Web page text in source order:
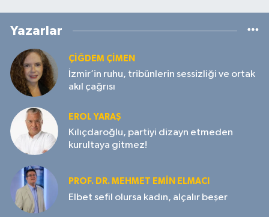
Yazarlar
ÇIĞDEM ÇIMEN
İzmir’in ruhu, tribünlerin sessizliği ve ortak
akıl çağrısı
EROL YARAŞ
Kılıçdaroğlu, partiyi dizayn etmeden
kurultaya gitmez!
PROF. DR. MEHMET EMIN ELMACI
Elbet sefil olursa kadın, alçalır beşer